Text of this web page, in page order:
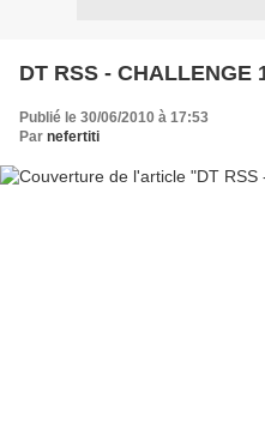
DT RSS - CHALLENGE
Publié le 30/06/2010 à 17:53
Par nefertiti